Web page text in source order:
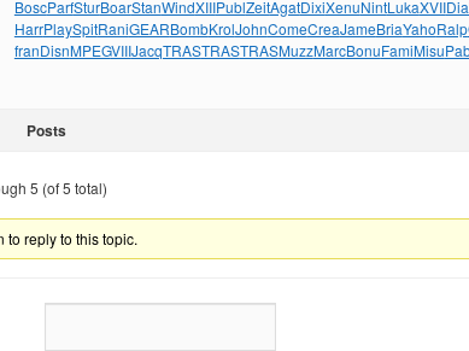
BoscParfSturBoarStanWindXIIIPublZeitAgatDixiXenuNintLukaXVII
HarrPlaySpitRaniGEARBombKrolJohnComeCreaJameBriaYahoRalp
franDisnMPEGVIIIJacqTRASTRASTRASMuzzMarcBonuFamiMisu
Posts
5 (of 5 total)
to reply to this topic.